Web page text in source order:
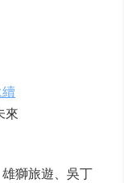
來
獅旅遊、吳丁